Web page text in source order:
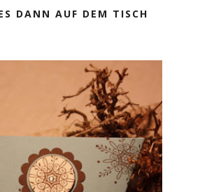
DANN AUF DEM TISCH